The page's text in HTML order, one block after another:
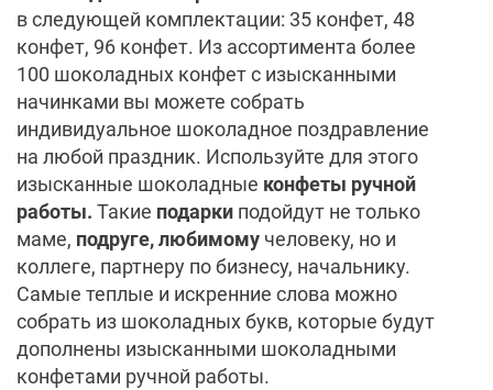
в следующей комплектации: 35 конфет, 48
конфет, 96 конфет. Из ассортимента более
100 шоколадных конфет с изысканными
начинками вы можете собрать
индивидуальное шоколадное поздравление
на любой праздник. Используйте для этого
изысканные шоколадные конфеты ручной
работы. Такие подарки подойдут не только
маме, подруге, любимому человеку, но и
коллеге, партнеру по бизнесу, начальнику.
Самые теплые и искренние слова можно
собрать из шоколадных букв, которые будут
дополнены изысканными шоколадными
конфетами ручной работы.